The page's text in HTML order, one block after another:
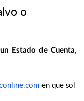
o
Estado de Cuenta,
en que